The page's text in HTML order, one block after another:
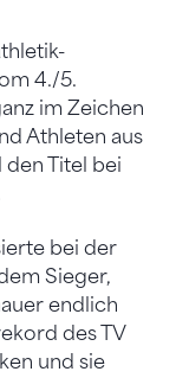
4./5.
im Zeichen
Athleten aus
Titel bei
bei der
Sieger,
endlich
des TV
und sie